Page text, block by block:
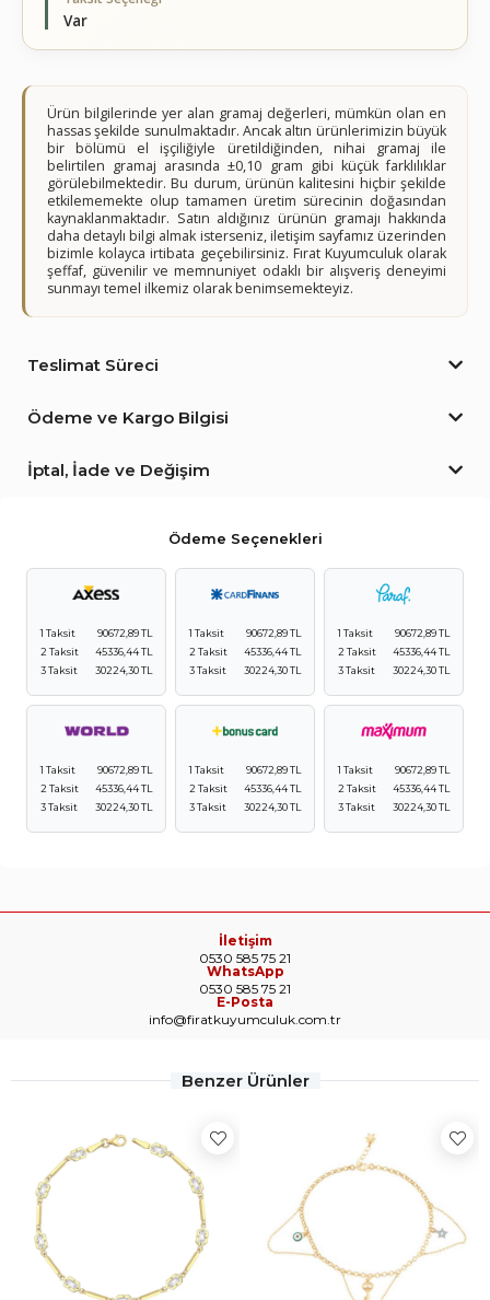
Var
Ürün bilgilerinde yer alan gramaj değerleri, mümkün olan en
hassas şekilde sunulmaktadır. Ancak altın ürünlerimizin büyük
bir bölümü el işçiliğiyle üretildiğinden, nihai gramaj ile
belirtilen gramaj arasında ±0,10 gram gibi küçük farklılıklar
görülebilmektedir. Bu durum, ürünün kalitesini hiçbir şekilde
etkilememekte olup tamamen üretim sürecinin doğasından
kaynaklanmaktadır. Satın aldığınız ürünün gramajı hakkında
daha detaylı bilgi almak isterseniz, iletişim sayfamız üzerinden
bizimle kolayca irtibata geçebilirsiniz. Fırat Kuyumculuk olarak
şeffaf, güvenilir ve memnuniyet odaklı bir alışveriş deneyimi
sunmayı temel ilkemiz olarak benimsemekteyiz.
Teslimat Süreci
Ödeme ve Kargo Bilgisi
İptal, İade ve Değişim
Ödeme Seçenekleri
1 Taksit
90672,89 TL
2 Taksit
45336,44 TL
3 Taksit
30224,30 TL
1 Taksit
90672,89 TL
2 Taksit
45336,44 TL
3 Taksit
30224,30 TL
1 Taksit
90672,89 TL
2 Taksit
45336,44 TL
3 Taksit
30224,30 TL
1 Taksit
90672,89 TL
2 Taksit
45336,44 TL
3 Taksit
30224,30 TL
1 Taksit
90672,89 TL
2 Taksit
45336,44 TL
3 Taksit
30224,30 TL
1 Taksit
90672,89 TL
2 Taksit
45336,44 TL
3 Taksit
30224,30 TL
İletişim
0530 585 75 21
WhatsApp
0530 585 75 21
E-Posta
info@firatkuyumculuk.com.tr
Benzer Ürünler